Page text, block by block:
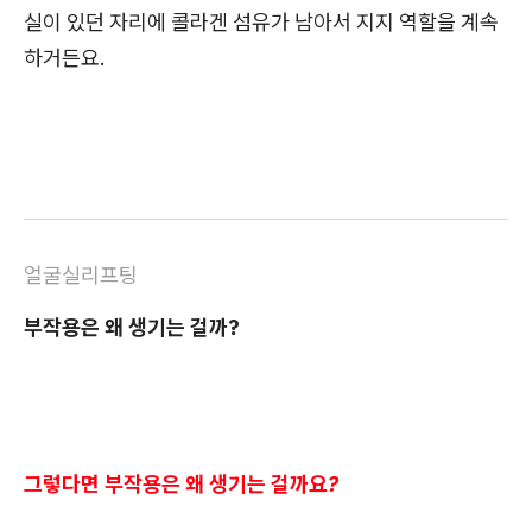
실이 있던 자리에 콜라겐 섬유가 남아서 지지 역할을 계속
하거든요.
얼굴실리프팅
부작용은 왜 생기는 걸까?
그렇다면 부작용은 왜 생기는 걸까요?